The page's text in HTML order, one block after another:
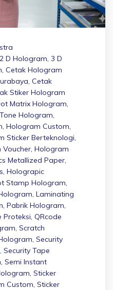
2 D Hologram, 3 D
, Cetak Hologram
, Cetak
Stiker Hologram
Matrix Hologram,
Hologram,
, Hologram Custom,
Sticker Berteknologi,
Voucher, Hologram
Metallized Paper,
, Holograpic
Stamp Hologram,
, Laminating
, Pabrik Hologram,
Proteksi, QRcode
, Scratch
, Security
, Security Tape
, Semi Instant
, Sticker
Custom, Sticker